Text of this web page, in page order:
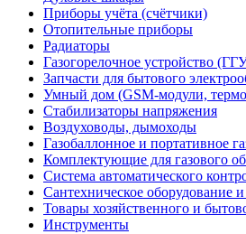
Приборы учёта (счётчики)
Отопительные приборы
Радиаторы
Газогорелочное устройство
Запчасти для бытового
Умный дом (GSM-модули,
Cтабилизаторы напряжения
Воздуховоды, дымоходы
Газобаллонное и портативное
Комплектующие для газового
Система автоматического
Сантехническое оборудование
Товары хозяйственного и
Инструменты